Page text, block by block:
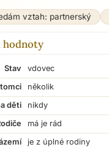
vztah: partnerský
hodnoty
Stav
vdovec
několik
děti
nikdy
má je rád
je z úplné rodiny